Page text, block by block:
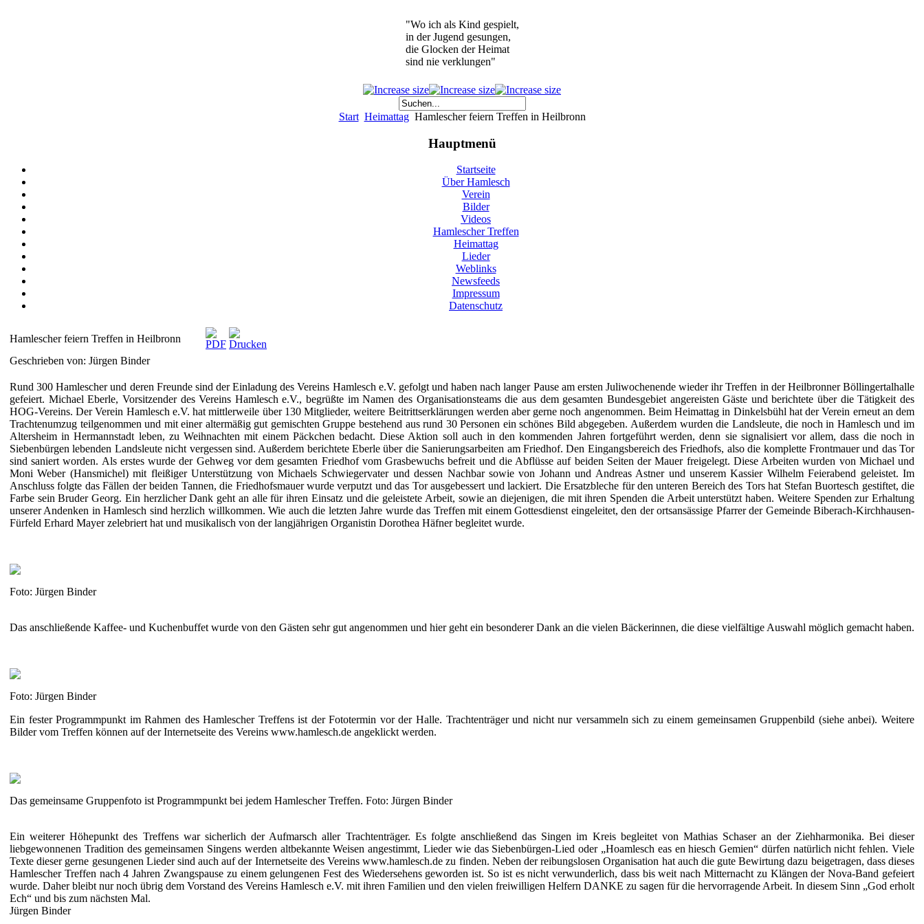
"Wo ich als Kind gespielt,
in der Jugend gesungen,
die Glocken der Heimat
sind nie verklungen"
Start Heimattag Hamlescher feiern Treffen in Heilbronn
Hauptmenü
Startseite
Über Hamlesch
Verein
Bilder
Videos
Hamlescher Treffen
Heimattag
Lieder
Weblinks
Newsfeeds
Impressum
Datenschutz
Hamlescher feiern Treffen in Heilbronn
Geschrieben von: Jürgen Binder
Rund 300 Hamlescher und deren Freunde sind der Einladung des Vereins Hamlesch e.V. gefolgt und haben nach langer Pause am ersten Juliwochenende wieder ihr Treffen in der Heilbronner Böllingertalhalle
gefeiert. Michael Eberle, Vorsitzender des Vereins Hamlesch e.V., begrüßte im Namen des Organisationsteams die aus dem gesamten Bundesgebiet angereisten Gäste und berichtete über die Tätigkeit des
HOG-Vereins. Der Verein Hamlesch e.V. hat mittlerweile über 130 Mitglieder, weitere Beitrittserklärungen werden aber gerne noch angenommen. Beim Heimattag in Dinkelsbühl hat der Verein erneut an dem
Trachtenumzug teilgenommen und mit einer altermäßig gut gemischten Gruppe bestehend aus rund 30 Personen ein schönes Bild abgegeben. Außerdem wurden die Landsleute, die noch in Hamlesch und im
Altersheim in Hermannstadt leben, zu Weihnachten mit einem Päckchen bedacht. Diese Aktion soll auch in den kommenden Jahren fortgeführt werden, denn sie signalisiert vor allem, dass die noch in
Siebenbürgen lebenden Landsleute nicht vergessen sind. Außerdem berichtete Eberle über die Sanierungsarbeiten am Friedhof. Den Eingangsbereich des Friedhofs, also die komplette Frontmauer und das Tor
sind saniert worden. Als erstes wurde der Gehweg vor dem gesamten Friedhof vom Grasbewuchs befreit und die Abflüsse auf beiden Seiten der Mauer freigelegt. Diese Arbeiten wurden von Michael und
Moni Weber (Hansmichel) mit fleißiger Unterstützung von Michaels Schwiegervater und dessen Nachbar sowie von Johann und Andreas Astner und unserem Kassier Wilhelm Feierabend geleistet. Im
Anschluss folgte das Fällen der beiden Tannen, die Friedhofsmauer wurde verputzt und das Tor ausgebessert und lackiert. Die Ersatzbleche für den unteren Bereich des Tors hat Stefan Buortesch gestiftet, die
Farbe sein Bruder Georg. Ein herzlicher Dank geht an alle für ihren Einsatz und die geleistete Arbeit, sowie an diejenigen, die mit ihren Spenden die Arbeit unterstützt haben. Weitere Spenden zur Erhaltung
unserer Andenken in Hamlesch sind herzlich willkommen. Wie auch die letzten Jahre wurde das Treffen mit einem Gottesdienst eingeleitet, den der ortsansässige Pfarrer der Gemeinde Biberach-Kirchhausen-
Fürfeld Erhard Mayer zelebriert hat und musikalisch von der langjährigen Organistin Dorothea Häfner begleitet wurde.
Foto: Jürgen Binder
Das anschließende Kaffee- und Kuchenbuffet wurde von den Gästen sehr gut angenommen und hier geht ein besonderer Dank an die vielen Bäckerinnen, die diese vielfältige Auswahl möglich gemacht haben.
Foto: Jürgen Binder
Ein fester Programmpunkt im Rahmen des Hamlescher Treffens ist der Fototermin vor der Halle. Trachtenträger und nicht nur versammeln sich zu einem gemeinsamen Gruppenbild (siehe anbei). Weitere
Bilder vom Treffen können auf der Internetseite des Vereins www.hamlesch.de angeklickt werden.
Das gemeinsame Gruppenfoto ist Programmpunkt bei jedem Hamlescher Treffen. Foto: Jürgen Binder
Ein weiterer Höhepunkt des Treffens war sicherlich der Aufmarsch aller Trachtenträger. Es folgte anschließend das Singen im Kreis begleitet von Mathias Schaser an der Ziehharmonika. Bei dieser
liebgewonnenen Tradition des gemeinsamen Singens werden altbekannte Weisen angestimmt, Lieder wie das Siebenbürgen-Lied oder „Hoamlesch eas en hiesch Gemien“ dürfen natürlich nicht fehlen. Viele
Texte dieser gerne gesungenen Lieder sind auch auf der Internetseite des Vereins www.hamlesch.de zu finden. Neben der reibungslosen Organisation hat auch die gute Bewirtung dazu beigetragen, dass dieses
Hamlescher Treffen nach 4 Jahren Zwangspause zu einem gelungenen Fest des Wiedersehens geworden ist. So ist es nicht verwunderlich, dass bis weit nach Mitternacht zu Klängen der Nova-Band gefeiert
wurde. Daher bleibt nur noch übrig dem Vorstand des Vereins Hamlesch e.V. mit ihren Familien und den vielen freiwilligen Helfern DANKE zu sagen für die hervorragende Arbeit. In diesem Sinn „God erholt
Ech“ und bis zum nächsten Mal.
Jürgen Binder